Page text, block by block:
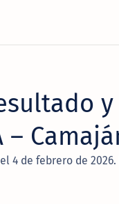
–
4 de febrero de